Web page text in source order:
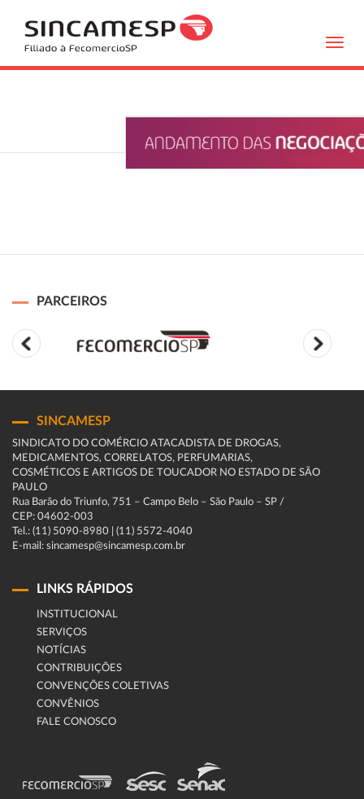
PARCEIROS
SINCAMESP
SINDICATO DO COMÉRCIO ATACADISTA DE DROGAS,
MEDICAMENTOS, CORRELATOS, PERFUMARIAS,
COSMÉTICOS E ARTIGOS DE TOUCADOR NO ESTADO DE SÃO
PAULO
Rua Barão do Triunfo, 751 – Campo Belo – São Paulo – SP /
CEP: 04602-003
Tel.: (11) 5090-8980 | (11) 5572-4040
E-mail: sincamesp@sincamesp.com.br
LINKS RÁPIDOS
INSTITUCIONAL
SERVIÇOS
NOTÍCIAS
CONTRIBUIÇÕES
CONVENÇÕES COLETIVAS
CONVÊNIOS
FALE CONOSCO